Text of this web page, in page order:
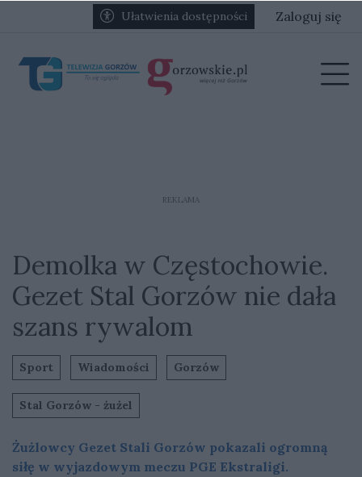
Przejdź do głównych treści
Przejdź do głównego menuUłatwienia dostępności Zaloguj się
REKLAMA
Demolka w Częstochowie.
Gezet Stal Gorzów nie dała
szans rywalom
Sport Wiadomości Gorzów
Stal Gorzów - żużel
Żużlowcy Gezet Stali Gorzów pokazali ogromną
siłę w wyjazdowym meczu PGE Ekstraligi.